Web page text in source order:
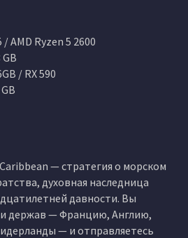
AMD Ryzen 5 2600
/ RX 590
— стратегия о морском
духовная наследница
давности. Вы
держав — Францию, Англию,
— и отправляетесь